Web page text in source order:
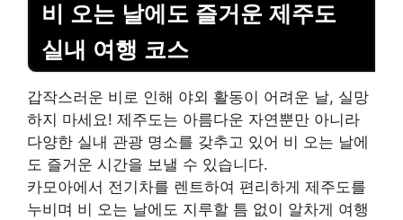
비 오는 날에도 즐거운 제주도
실내 여행 코스
갑작스러운 비로 인해 야외 활동이 어려운 날, 실망
하지 마세요! 제주도는 아름다운 자연뿐만 아니라
다양한 실내 관광 명소를 갖추고 있어 비 오는 날에
도 즐거운 시간을 보낼 수 있습니다.
카모아에서 전기차를 렌트하여 편리하게 제주도를
누비며 비 오는 날에도 지루할 틈 없이 알차게 여행